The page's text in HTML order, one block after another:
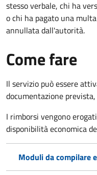
stesso verbale, chi ha
o chi ha pagato una
annullata dall'autorità.
Come fare
Il servizio può essere
documentazione
I rimborsi vengono
disponibilità economica
Moduli da compilare